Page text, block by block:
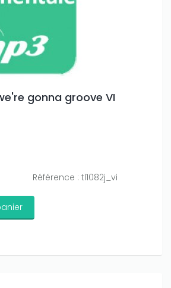
gonna groove VI
Référence : tl1082j_vi